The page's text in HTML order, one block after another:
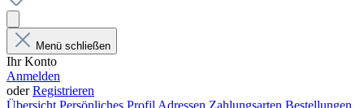
Menü schließen
Ihr Konto
Anmelden
oderRegistrieren